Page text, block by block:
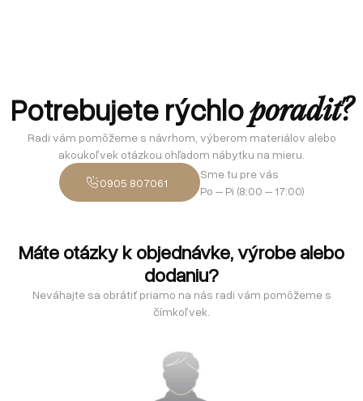
Potrebujete rýchloporadiť?
Radi vám pomôžeme s návrhom, výberom materiálov alebo
akoukoľvek otázkou ohľadom nábytku na mieru.
0905 807061
Sme tu pre vás
Po – Pi (8:00 – 17:00)
Máte otázky k objednávke, výrobe alebo
dodaniu?
Neváhajte sa obrátiť priamo na nás radi vám pomôžeme s
čímkoľvek.